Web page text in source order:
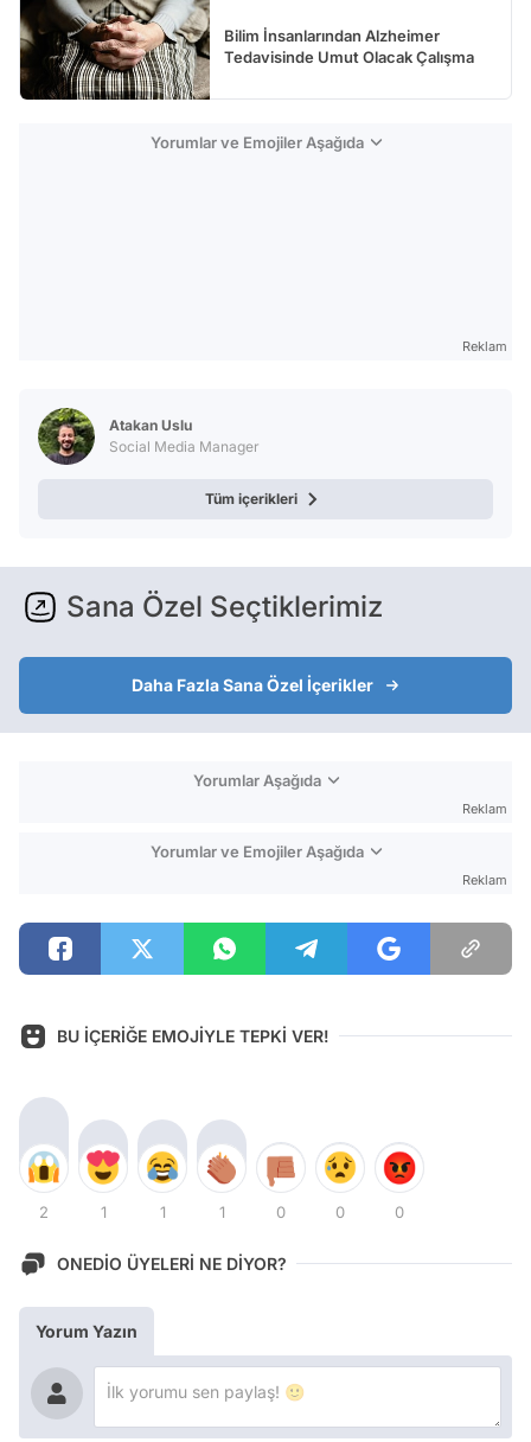
Bilim İnsanlarından Alzheimer
Tedavisinde Umut Olacak Çalışma
Yorumlar ve Emojiler Aşağıda
Reklam
Atakan Uslu
Social Media Manager
Tüm içerikleri
Sana Özel Seçtiklerimiz
Daha Fazla Sana Özel İçerikler
Yorumlar Aşağıda
Reklam
Yorumlar ve Emojiler Aşağıda
Reklam
BU İÇERİĞE EMOJİYLE TEPKİ VER!
2 1 1 1 0 0 0
ONEDİO ÜYELERİ NE DİYOR?
Yorum Yazın